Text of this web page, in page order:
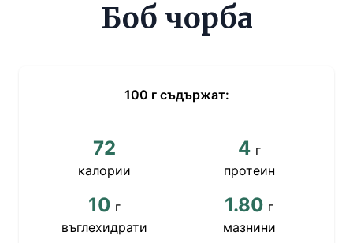
Боб чорба
100 г съдържат:
72
калории
4 г
протеин
10 г
въглехидрати
1.80 г
мазнини